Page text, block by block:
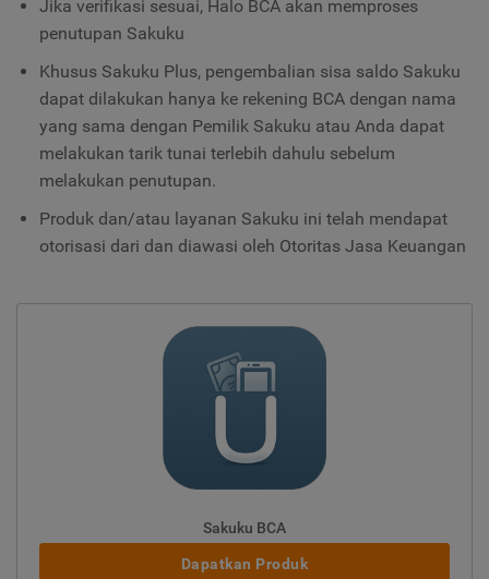
Jika verifikasi sesuai, Halo BCA akan memproses
penutupan Sakuku
Khusus Sakuku Plus, pengembalian sisa saldo Sakuku
dapat dilakukan hanya ke rekening BCA dengan nama
yang sama dengan Pemilik Sakuku atau Anda dapat
melakukan tarik tunai terlebih dahulu sebelum
melakukan penutupan.
Produk dan/atau layanan Sakuku ini telah mendapat
otorisasi dari dan diawasi oleh Otoritas Jasa Keuangan
Sakuku BCA
Dapatkan Produk